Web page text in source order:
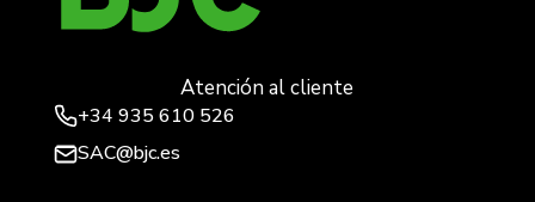
Atención al cliente
+34 935 610 526
SAC@bjc.es